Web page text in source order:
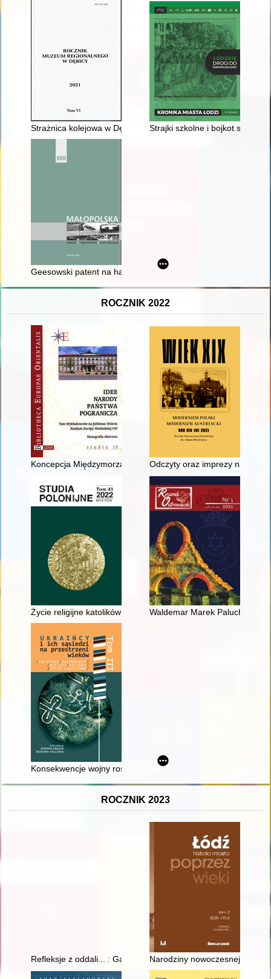
Strażnica kolejowa w Dębicy nad Wisłoką w austro-
Strajki szkolne i bojkot szkół
Geesowski patent na handel żywnością w Zabierzowie
ROCZNIK 2022
Koncepcja Międzymorza w polityce II Rzeczypospolitej
Odczyty oraz imprezy
Życie religijne katolików obrządku łacińskiego na Ukrainie
Waldemar Marek Paluch : po
Konsekwencje wojny rosyjsko-tureckiej w latach 1768-1774
ROCZNIK 2023
Refleksje z oddali... : Gąbino w pamięci mieszkańców
Narodziny nowoczesnej